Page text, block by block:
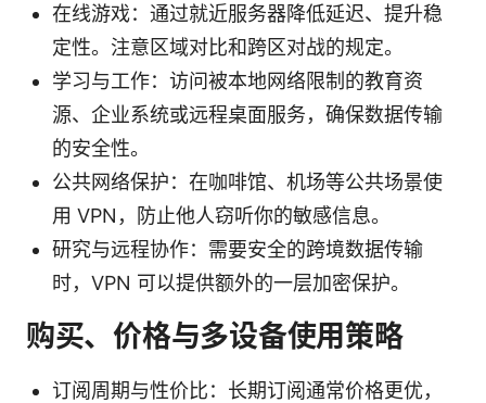
在线游戏：通过就近服务器降低延迟、提升稳
定性。注意区域对比和跨区对战的规定。
学习与工作：访问被本地网络限制的教育资
源、企业系统或远程桌面服务，确保数据传输
的安全性。
公共网络保护：在咖啡馆、机场等公共场景使
用 VPN，防止他人窃听你的敏感信息。
研究与远程协作：需要安全的跨境数据传输
时，VPN 可以提供额外的一层加密保护。
购买、价格与多设备使用策略
订阅周期与性价比：长期订阅通常价格更优，